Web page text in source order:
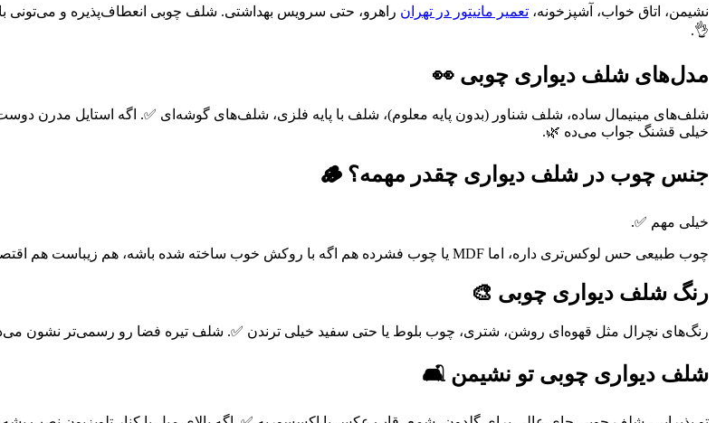
نشیمن، اتاق خواب، آشپزخونه، تعمیر مانیتور در تهران راهرو، حتی سرویس بهداشتی. شلف چوبی انعطاف‌پذیره و می‌تونی
👌.
مدل‌های شلف دیواری چوبی 👀
شلف‌های مینیمال ساده، شلف شناور (بدون پایه معلوم)، شلف با پایه فلزی، شلف‌های گوشه‌ای ✅. اگه استایل مدرن
خیلی قشنگ جواب می‌ده 🌿.
جنس چوب در شلف دیواری چقدر مهمه؟ 🪵
خیلی مهم ✅.
چوب طبیعی حس لوکس‌تری داره، اما MDF یا چوب فشرده هم اگه با روکش خوب ساخته شده باشه، هم زیباست هم اقتصادی‌تر. مهم اینه که شلف لق نزنه و تحمل وزن داشته باشه 🔧.
رنگ شلف دیواری چوبی 🎨
رنگ‌های نچرال مثل قهوه‌ای روشن، شتری، چوب بلوط یا حتی سفید خیلی ترندن ✅. شلف تیره فضا رو رسمی‌تر نشون
شلف دیواری چوبی تو نشیمن 🛋️